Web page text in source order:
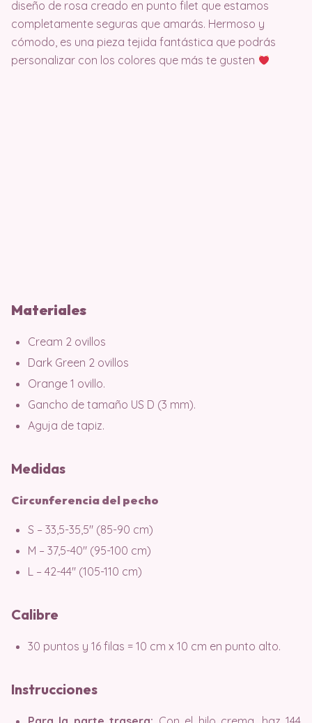
diseño de rosa creado en punto filet que estamos
completamente seguras que amarás. Hermoso y
cómodo, es una pieza tejida fantástica que podrás
personalizar con los colores que más te gusten
Materiales
Cream 2 ovillos
Dark Green 2 ovillos
Orange 1 ovillo.
Gancho de tamaño US D (3 mm).
Aguja de tapiz.
Medidas
Circunferencia del pecho
S – 33,5-35,5″ (85-90 cm)
M – 37,5-40″ (95-100 cm)
L – 42-44″ (105-110 cm)
Calibre
30 puntos y 16 filas = 10 cm x 10 cm en punto alto.
Instrucciones